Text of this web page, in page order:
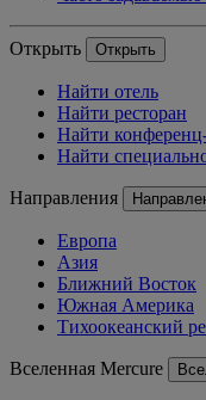
Открыть Открыть
Найти отель
Найти ресторан
Найти
Найти
Направления
Европа
Азия
Ближний Восток
Южная Америка
Тихоокеанский
Вселенная Mercure